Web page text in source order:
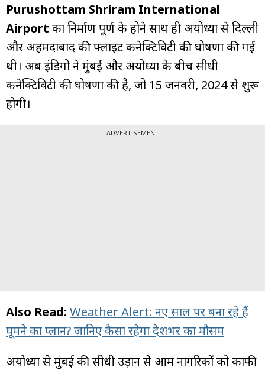
Purushottam Shriram International
Airport का निर्माण पूर्ण के होने साथ ही अयोध्या से दिल्ली
और अहमदाबाद की फ्लाइट कनेक्टिविटी की घोषणा की गई
थी। अब इंडिगो ने मुंबई और अयोध्या के बीच सीधी
कनेक्टिविटी की घोषणा की है, जो 15 जनवरी, 2024 से शुरू
होगी।
ADVERTISEMENT
Also Read: Weather Alert: नए साल पर बना रहे हैं
घूमने का प्लान? जानिए कैसा रहेगा देशभर का मौसम
अयोध्या से मुंबई की सीधी उड़ान से आम नागरिकों को काफी